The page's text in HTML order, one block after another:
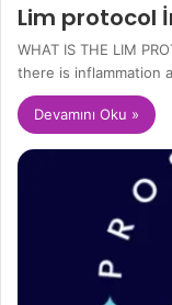
Lim protocol
WHAT IS THE LIM
there is inflammation
Devamını Oku »